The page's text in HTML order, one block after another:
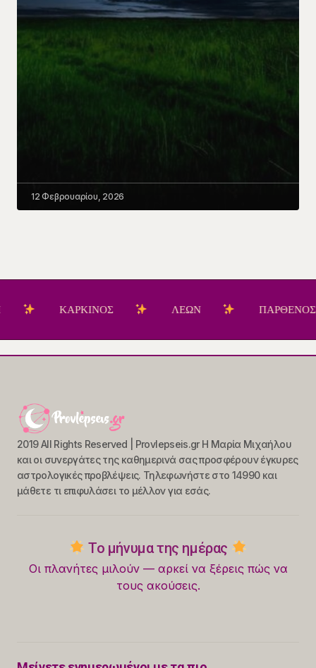
12 Φεβρουαρίου, 2026
ΚΑΡΚΙΝΟΣ ΛΕΩΝ ΠΑΡΘΕΝΟΣ
2019 All Rights Reserved | Provlepseis.gr Η Μαρία Μιχαήλου
και οι συνεργάτες της καθημερινά σας προσφέρουν έγκυρες
αστρολογικές προβλέψεις. Τηλεφωνήστε στο 14990 και
μάθετε τι επιφυλάσει το μέλλον για εσάς.
Το μήνυμα της ημέρας
Οι πλανήτες μιλούν — αρκεί να ξέρεις πώς να
τους ακούσεις.